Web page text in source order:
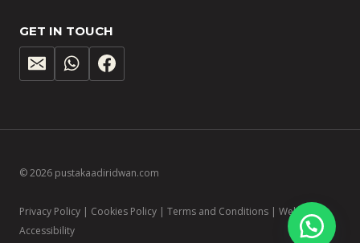
GET IN TOUCH
© 2026 pustakaadiridwan.com
Privacy Policy | Cookies Policy | Terms and Conditions | Website
Accessibility